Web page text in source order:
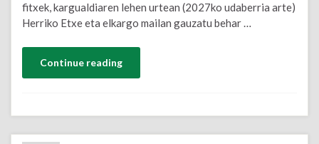
fitxek, kargualdiaren lehen urtean (2027ko udaberria arte)
Herriko Etxe eta elkargo mailan gauzatu behar …
Continue reading